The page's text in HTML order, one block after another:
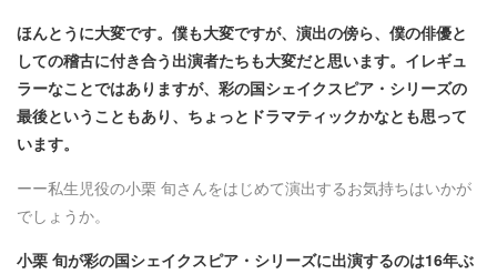
ほんとうに大変です。僕も大変ですが、演出の傍ら、僕の俳優と
しての稽古に付き合う出演者たちも大変だと思います。イレギュ
ラーなことではありますが、彩の国シェイクスピア・シリーズの
最後ということもあり、ちょっとドラマティックかなとも思って
います。
ーー私生児役の小栗 旬さんをはじめて演出するお気持ちはいかが
でしょうか。
小栗 旬が彩の国シェイクスピア・シリーズに出演するのは16年ぶ